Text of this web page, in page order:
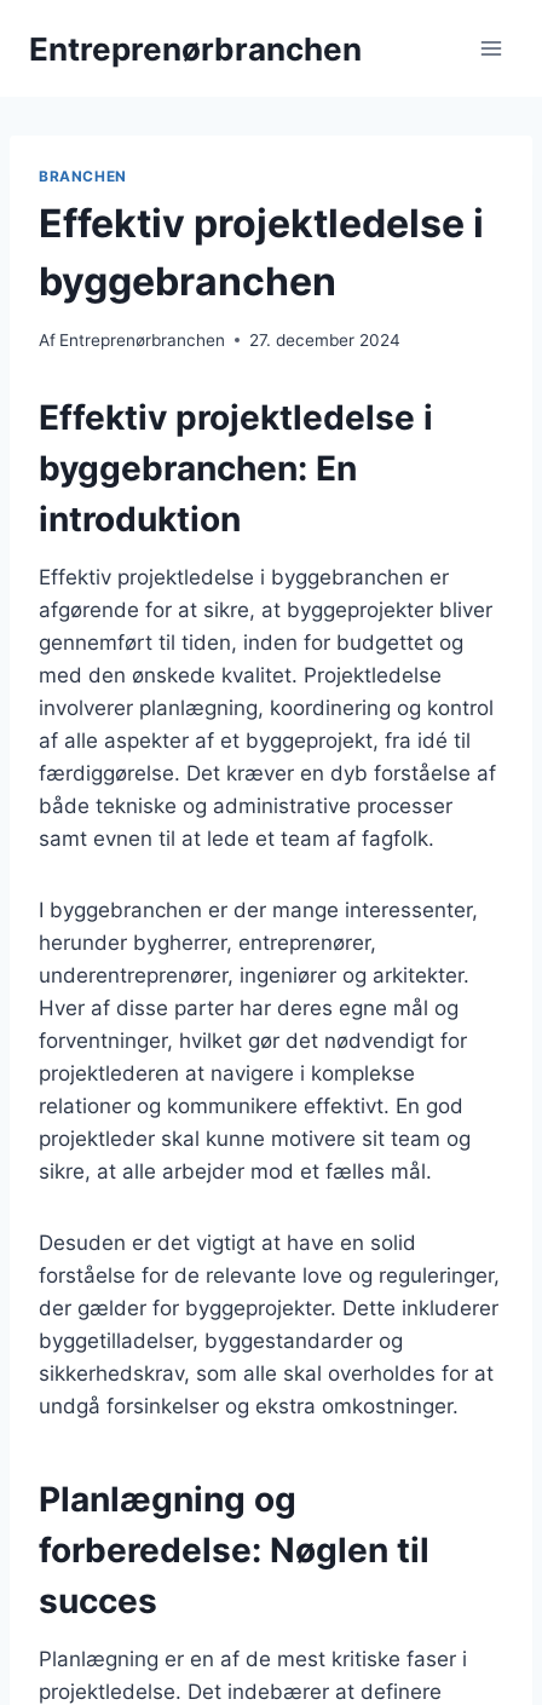
Entreprenørbranchen
BRANCHEN
Effektiv projektledelse i
byggebranchen
Af Entreprenørbranchen 27. december 2024
Effektiv projektledelse i
byggebranchen: En
introduktion
Effektiv projektledelse i byggebranchen er
afgørende for at sikre, at byggeprojekter bliver
gennemført til tiden, inden for budgettet og
med den ønskede kvalitet. Projektledelse
involverer planlægning, koordinering og kontrol
af alle aspekter af et byggeprojekt, fra idé til
færdiggørelse. Det kræver en dyb forståelse af
både tekniske og administrative processer
samt evnen til at lede et team af fagfolk.
I byggebranchen er der mange interessenter,
herunder bygherrer, entreprenører,
underentreprenører, ingeniører og arkitekter.
Hver af disse parter har deres egne mål og
forventninger, hvilket gør det nødvendigt for
projektlederen at navigere i komplekse
relationer og kommunikere effektivt. En god
projektleder skal kunne motivere sit team og
sikre, at alle arbejder mod et fælles mål.
Desuden er det vigtigt at have en solid
forståelse for de relevante love og reguleringer,
der gælder for byggeprojekter. Dette inkluderer
byggetilladelser, byggestandarder og
sikkerhedskrav, som alle skal overholdes for at
undgå forsinkelser og ekstra omkostninger.
Planlægning og
forberedelse: Nøglen til
succes
Planlægning er en af de mest kritiske faser i
projektledelse. Det indebærer at definere